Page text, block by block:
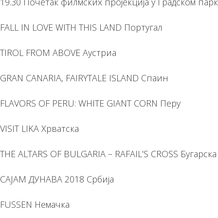
FALL IN LOVE WITH THIS LAND Португал
TIROL FROM ABOVE Аустриа
GRAN CANARIA, FAIRYTALE ISLAND Спаин
FLAVORS OF PERU: WHITE GIANT CORN Перу
VISIT LIKA Хрватска
THE ALTARS OF BULGARIA – RAFAIL’S CROSS Бугарска
САЈАМ ДУНАВА 2018 Србија
FUSSEN Немачка